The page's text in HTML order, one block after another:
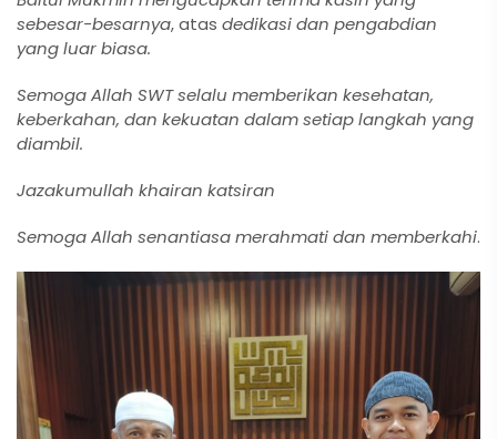
sebesar-besarnya, atas dedikasi dan pengabdian
yang luar biasa.
Semoga Allah SWT selalu memberikan kesehatan,
keberkahan, dan kekuatan dalam setiap langkah yang
diambil.
Jazakumullah khairan katsiran
Semoga Allah senantiasa merahmati dan memberkahi.